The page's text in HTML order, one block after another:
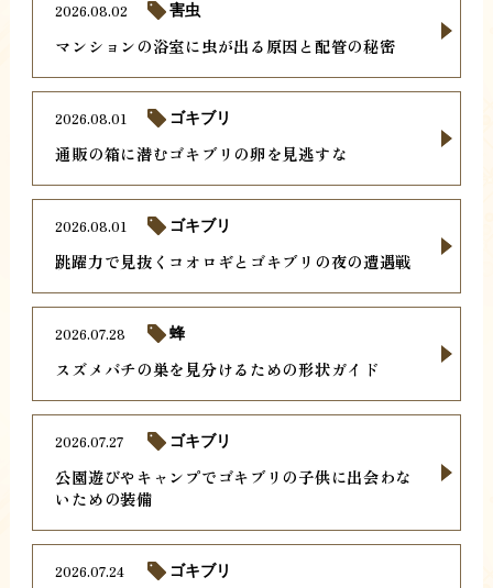
マンションの浴室に虫が出る原因と配管の秘密
2026.08.02 害虫
通販の箱に潜むゴキブリの卵を見逃すな
2026.08.01 ゴキブリ
跳躍力で見抜くコオロギとゴキブリの夜の遭遇戦
2026.08.01 ゴキブリ
スズメバチの巣を見分けるための形状ガイド
2026.07.28 蜂
公園遊びやキャンプでゴキブリの子供に出会わな
いための装備
2026.07.27 ゴキブリ
2026.07.24 ゴキブリ